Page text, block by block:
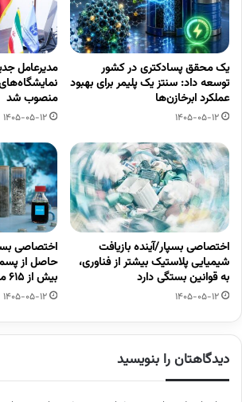
یک محقق پسادکتری در کشور
توسعه داد: سنتز یک پلیمر برای بهبود
عملکرد ابرخازن‌ها
1405-05-12
مدیرعامل
منصوب شد
1405-05-12
اختصاصی بسپار/آینده بازیافت
شیمیایی پلاستیک بیشتر از فناوری،
به قوانین بستگی دارد
1405-05-12
اختصاصی
بیش از ۶۱۵ میلیون دلار می‌رسد
1405-05-12
دیدگاهتان را بنویسید